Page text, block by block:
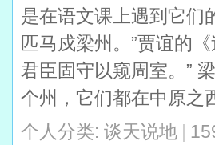
是在语文课上遇到它们
匹马戍梁州。”贾谊的
君臣固守以窥周室。”
个州，它们都在中原之
个人分类: 谈天说地 |